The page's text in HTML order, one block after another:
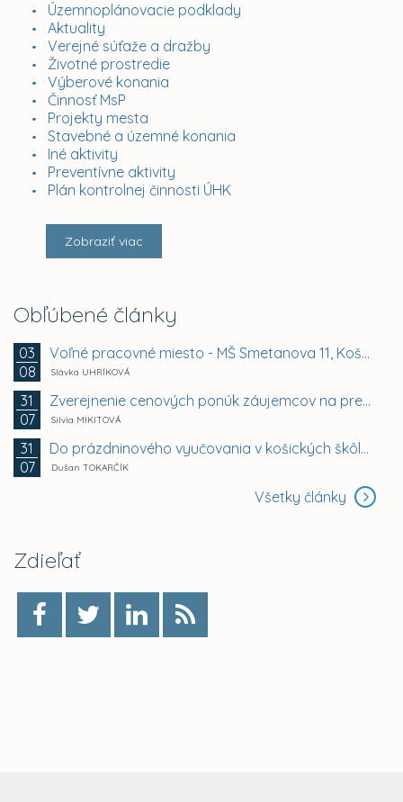
Územnoplánovacie podklady
Aktuality
Verejné súťaže a dražby
Životné prostredie
Výberové konania
Činnosť MsP
Projekty mesta
Stavebné a územné konania
Iné aktivity
Preventívne aktivity
Plán kontrolnej činnosti ÚHK
Zobraziť viac
Obľúbené články
03
08
Voľné pracovné miesto - MŠ Smetanova 11, Košice -...
Slávka UHRÍKOVÁ
31
07
Zverejnenie cenových ponúk záujemcov na prenájom...
Silvia MIKITOVÁ
31
07
Do prázdninového vyučovania v košických škôlkach sa...
Dušan TOKARČÍK
Všetky články
Zdieľať